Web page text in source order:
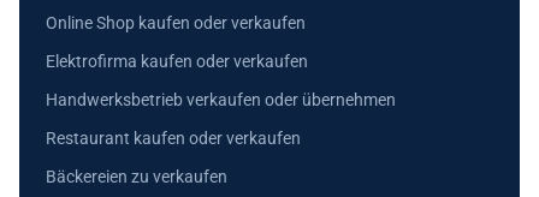
Online Shop kaufen oder verkaufen
Elektrofirma kaufen oder verkaufen
Handwerksbetrieb verkaufen oder übernehmen
Restaurant kaufen oder verkaufen
Bäckereien zu verkaufen